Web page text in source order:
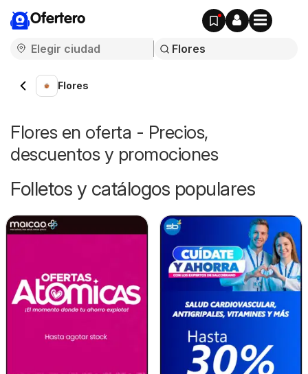
Ofertero
Flores
Flores en oferta - Precios,
descuentos y promociones
Folletos y catálogos populares